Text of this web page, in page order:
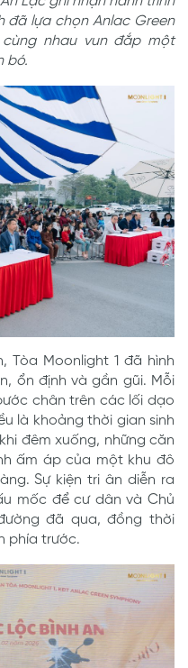
đã lựa chọn Anlac Green
nhau vun đắp một
bó.
Tòa Moonlight 1 đã hình
ổn định và gần gũi. Mỗi
chân trên các lối dạo
là khoảng thời gian sinh
đêm xuống, những căn
ấm áp của một khu đô
Sự kiện tri ân diễn ra
mốc để cư dân và Chủ
đã qua, đồng thời
phía trước.